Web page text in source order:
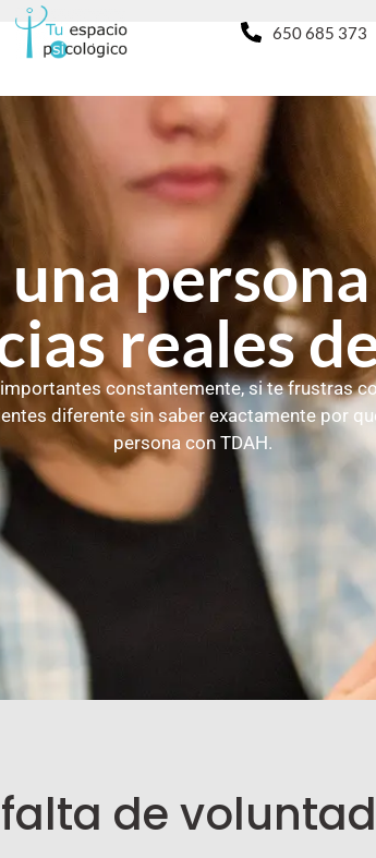
650 685 373
reales
constantemente, si te frustras
diferente sin saber exactamente por
persona con TDAH.
de